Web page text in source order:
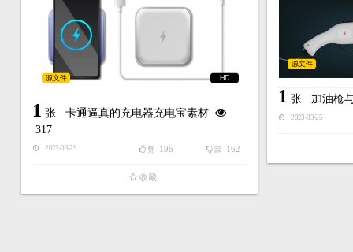
HD
源文件
1 张 卡通逼真的充电器充电宝素材
317
2023-03-29 踩 162
赞 196
收藏
源文件
1 张 加油枪
2023-03-25